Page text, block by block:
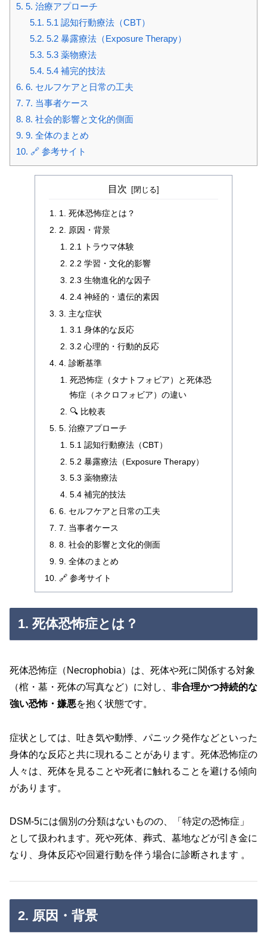
5. 5. 治療アプローチ
5.1. 5.1 認知行動療法（CBT）
5.2. 5.2 暴露療法（Exposure Therapy）
5.3. 5.3 薬物療法
5.4. 5.4 補完的技法
6. 6. セルフケアと日常の工夫
7. 7. 当事者ケース
8. 8. 社会的影響と文化的側面
9. 9. 全体のまとめ
10. 🔗 参考サイト
目次
1. 死体恐怖症とは？
2. 原因・背景
2.1 トラウマ体験
2.2 学習・文化的影響
2.3 生物進化的な因子
2.4 神経的・遺伝的素因
3. 主な症状
3.1 身体的な反応
3.2 心理的・行動的反応
4. 診断基準
死恐怖症（タナトフォビア）と死体恐
怖症（ネクロフォビア）の違い
🔍 比較表
5. 治療アプローチ
5.1 認知行動療法（CBT）
5.2 暴露療法（Exposure Therapy）
5.3 薬物療法
5.4 補完的技法
6. セルフケアと日常の工夫
7. 当事者ケース
8. 社会的影響と文化的側面
9. 全体のまとめ
🔗 参考サイト
1. 死体恐怖症とは？
死体恐怖症（Necrophobia）は、死体や死に関係する対象
（棺・墓・死体の写真など）に対し、 非合理かつ持続的な
強い恐怖・嫌悪を抱く状態です。
症状としては、吐き気や動悸、パニック発作などといった
身体的な反応と共に現れることがあります。死体恐怖症の
人々は、死体を見ることや死者に触れることを避ける傾向
があります。
DSM‑5には個別の分類はないものの、「特定の恐怖症」
として扱われます。死や死体、葬式、墓地などが引き金に
なり、身体反応や回避行動を伴う場合に診断されます 。
2. 原因・背景